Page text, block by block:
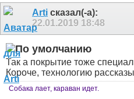
Arti сказал(-а):
22.01.2019 18:48
Так а покрытие тоже
Короче, технологию
Собака лает, караван идет.